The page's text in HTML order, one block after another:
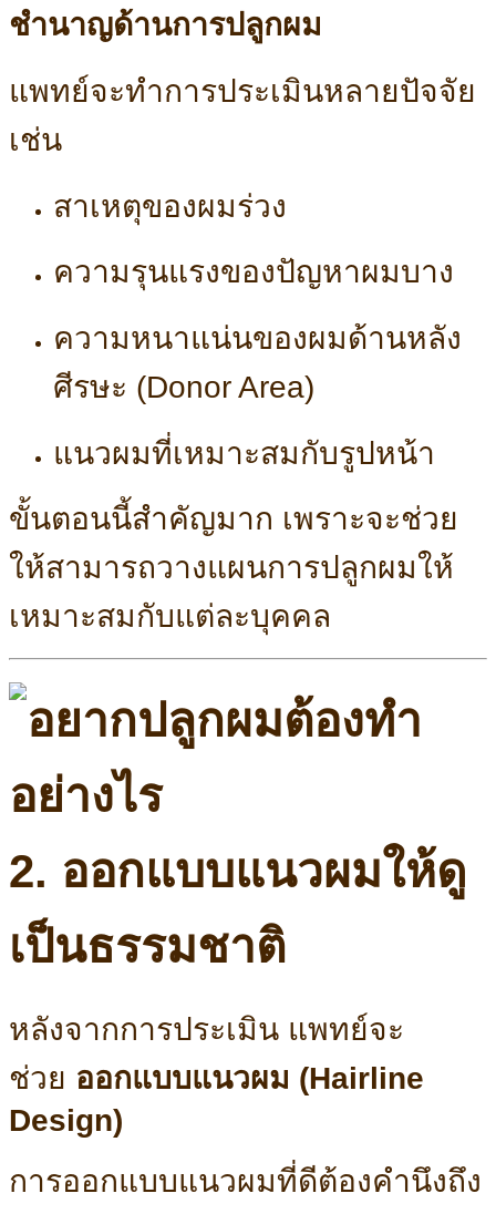
ชำนาญด้านการปลูกผม
แพทย์จะทำการประเมินหลายปัจจัย
เช่น
สาเหตุของผมร่วง
ความรุนแรงของปัญหาผมบาง
ความหนาแน่นของผมด้านหลัง
ศีรษะ (Donor Area)
แนวผมที่เหมาะสมกับรูปหน้า
ขั้นตอนนี้สำคัญมาก เพราะจะช่วย
ให้สามารถวางแผนการปลูกผมให้
เหมาะสมกับแต่ละบุคคล
2. ออกแบบแนวผมให้ดู
เป็นธรรมชาติ
หลังจากการประเมิน แพทย์จะ
ช่วย ออกแบบแนวผม (Hairline
Design)
การออกแบบแนวผมที่ดีต้องคำนึงถึง